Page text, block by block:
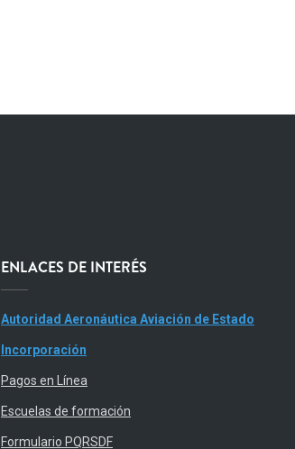
ENLACES DE INTERÉS
Autoridad Aeronáutica Aviación de Estado
Incorporación
Pagos en Línea
Escuelas de formación
Formulario PQRSDF